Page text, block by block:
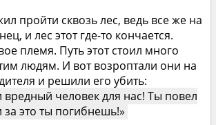
пройти сквозь лес, ведь все же на
и лес этот где-то кончается.
племя. Путь этот стоил много
людям. И вот возроптали они на
и решили его убить:
человек для нас! Ты повел
за это ты погибнешь!